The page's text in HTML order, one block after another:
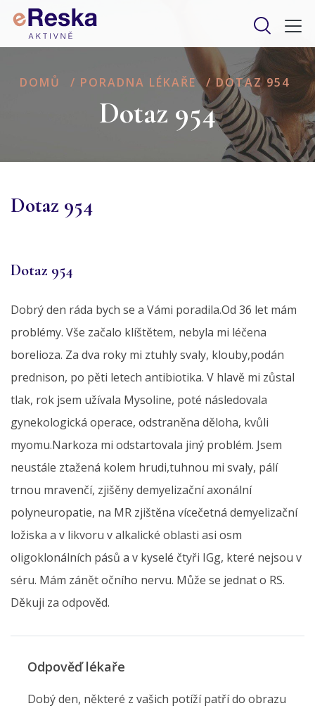
DOMŮ / PORADNA LÉKAŘE / DOTAZ 954
Dotaz 954
Dotaz 954
Dotaz 954
Dobrý den ráda bych se a Vámi poradila.Od 36 let mám
problémy. Vše začalo klíštětem, nebyla mi léčena
borelioza. Za dva roky mi ztuhly svaly, klouby,podán
prednison, po pěti letech antibiotika. V hlavě mi zůstal
tlak, rok jsem užívala Mysoline, poté následovala
gynekologická operace, odstraněna děloha, kvůli
myomu.Narkoza mi odstartovala jiný problém. Jsem
neustále ztažená kolem hrudi,tuhnou mi svaly, pálí
trnou mravenčí, zjišěny demyelizační axonální
polyneuropatie, na MR zjištěna vícečetná demyelizační
ložiska a v likvoru v alkalické oblasti asi osm
oligoklonálních pásů a v kyselé čtyři IGg, které nejsou v
séru. Mám zánět očního nervu. Může se jednat o RS.
Děkuji za odpověd.
Odpověď lékaře
Dobý den, některé z vašich potíží patří do obrazu